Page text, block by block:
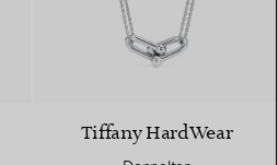
3 Materialien
Tiffany HardWear